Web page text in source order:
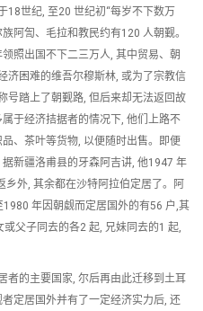
18世纪, 至20 世纪初“每岁不下数万
阿訇、毛拉和教民约有120 人朝觐。
照出国不下二三万人, 其中贸易、朝
济困难的维吾尔穆斯林, 或为了宗教信
号踏上了朝觐路, 但后来却无法返回故
于经济拮据者的情况下, 他们上路不
、茶叶等货物, 以便随时出售。即便
新疆洛甫县的牙森阿吉讲, 他1947 年
外, 其余都在沙特阿拉伯定居了。阿
年因朝觑而定居国外的有56 户,其
父子同去的各2 起, 兄妹同去的1 起,
者的主要国家, 尔后再由此迁移到土耳
定居国外并有了一定经济实力后, 还